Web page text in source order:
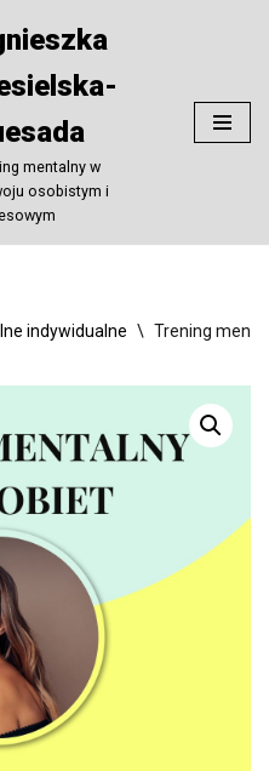
mentalny w
osobistym i
indywidualne \ Trening